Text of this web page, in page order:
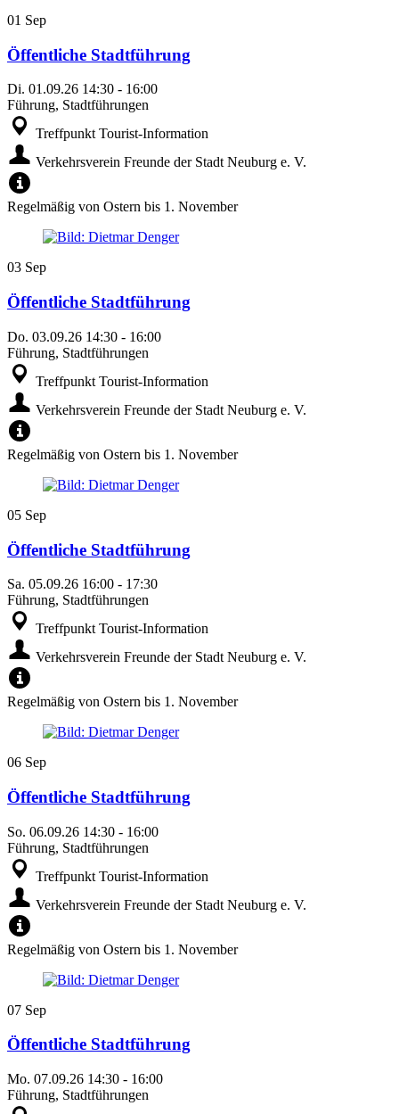
01 Sep
Öffentliche Stadtführung
Di. 01.09.26 14:30 - 16:00
Führung, Stadtführungen
Treffpunkt Tourist-Information
Verkehrsverein Freunde der Stadt Neuburg e. V.
Regelmäßig von Ostern bis 1. November
03 Sep
Öffentliche Stadtführung
Do. 03.09.26 14:30 - 16:00
Führung, Stadtführungen
Treffpunkt Tourist-Information
Verkehrsverein Freunde der Stadt Neuburg e. V.
Regelmäßig von Ostern bis 1. November
05 Sep
Öffentliche Stadtführung
Sa. 05.09.26 16:00 - 17:30
Führung, Stadtführungen
Treffpunkt Tourist-Information
Verkehrsverein Freunde der Stadt Neuburg e. V.
Regelmäßig von Ostern bis 1. November
06 Sep
Öffentliche Stadtführung
So. 06.09.26 14:30 - 16:00
Führung, Stadtführungen
Treffpunkt Tourist-Information
Verkehrsverein Freunde der Stadt Neuburg e. V.
Regelmäßig von Ostern bis 1. November
07 Sep
Öffentliche Stadtführung
Mo. 07.09.26 14:30 - 16:00
Führung, Stadtführungen